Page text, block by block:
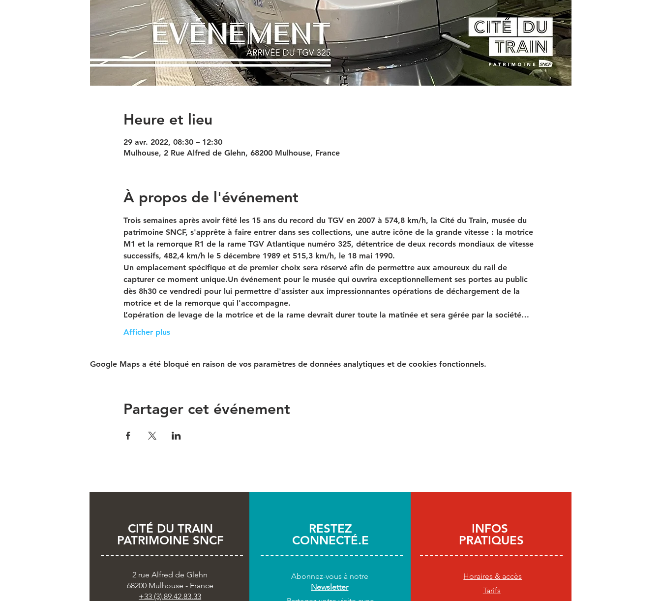
Heure et lieu
29 avr. 2022, 08:30 – 12:30
Mulhouse, 2 Rue Alfred de Glehn, 68200 Mulhouse, France
À propos de l'événement
Trois semaines après avoir fêté les 15 ans du record du TGV en 2007 à 574,8 km/h, la Cité du Train, musée du
patrimoine SNCF, s'apprête à faire entrer dans ses collections, une autre icône de la grande vitesse : la motrice
M1 et la remorque R1 de la rame TGV Atlantique numéro 325, détentrice de deux records mondiaux de vitesse
successifs, 482,4 km/h le 5 décembre 1989 et 515,3 km/h, le 18 mai 1990.
Un emplacement spécifique et de premier choix sera réservé afin de permettre aux amoureux du rail de
capturer ce moment unique.Un événement pour le musée qui ouvrira exceptionnellement ses portes au public
dès 8h30 ce vendredi pour lui permettre d'assister aux impressionnantes opérations de déchargement de la
motrice et de la remorque qui l'accompagne.
L’opération de levage de la motrice et de la rame devrait durer toute la matinée et sera gérée par la société…
Afficher plus
Google Maps a été bloqué en raison de vos paramètres de données analytiques et de cookies fonctionnels.
Partager cet événement
CITÉ DU TRAIN
PATRIMOINE SNCF
2 rue Alfred de Glehn
68200 Mulhouse - France
+33 (3).89.42.83.33
RESTEZ
CONNECTÉ.E
Abonnez-vous à notre
Newsletter
INFOS
PRATIQUES
Horaires & accès
Tarifs